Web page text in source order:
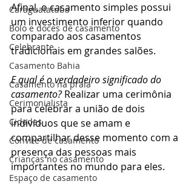
Caraguatatuba
Bolo e doces de casamento
Celebrante
Casamento Bahia
Casamento na praia
Cerimonialista
Cidades
Convite de casamento
Crianças no casamento
Espaço de casamento
Afinal, o casamento simples possui
um investimento inferior quando
comparado aos casamentos
tradicionais em grandes salões.
E qual é o verdadeiro significado do
casamento? Realizar uma cerimônia
para celebrar a união de dois
indivíduos que se amam e
compartilhar desse momento com a
presença das pessoas mais
importantes no mundo para eles.